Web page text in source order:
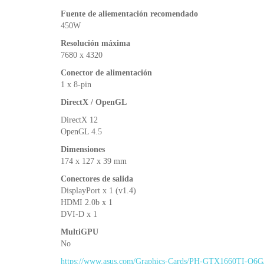
Fuente de aliementación recomendado
450W
Resolución máxima
7680 x 4320
Conector de alimentación
1 x 8-pin
DirectX / OpenGL
DirectX 12
OpenGL 4.5
Dimensiones
174 x 127 x 39 mm
Conectores de salida
DisplayPort x 1 (v1.4)
HDMI 2.0b x 1
DVI-D x 1
MultiGPU
No
https://www.asus.com/Graphics-Cards/PH-GTX1660TI-